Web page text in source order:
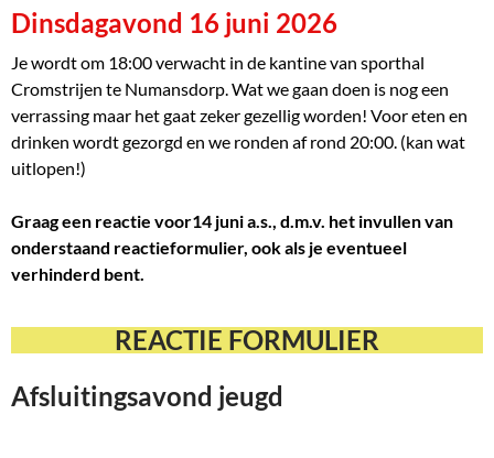
Dinsdagavond 16 juni 2026
Je wordt om 18:00 verwacht in de kantine van sporthal
Cromstrijen te Numansdorp. Wat we gaan doen is nog een
verrassing maar het gaat zeker gezellig worden! Voor eten en
drinken wordt gezorgd en we ronden af rond 20:00. (kan wat
uitlopen!)
Graag een reactie voor14 juni a.s., d.m.v. het invullen van
onderstaand reactieformulier, ook als je eventueel
verhinderd bent.
REACTIE FORMULIER
Afsluitingsavond jeugd